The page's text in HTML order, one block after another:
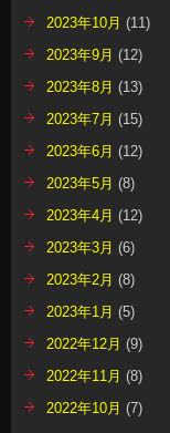
2023年10月 (11)
2023年9月 (12)
2023年8月 (13)
2023年7月 (15)
2023年6月 (12)
2023年5月 (8)
2023年4月 (12)
2023年3月 (6)
2023年2月 (8)
2023年1月 (5)
2022年12月 (9)
2022年11月 (8)
2022年10月 (7)